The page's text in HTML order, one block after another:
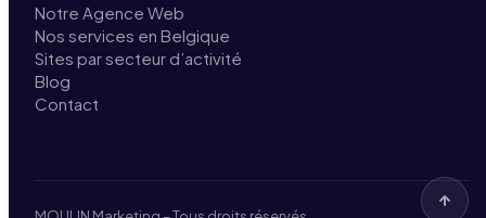
Notre Agence Web
Nos services en Belgique
Sites par secteur d’activité
Blog
Contact